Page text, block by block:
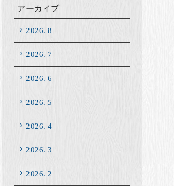
アーカイブ
2026. 8
2026. 7
2026. 6
2026. 5
2026. 4
2026. 3
2026. 2